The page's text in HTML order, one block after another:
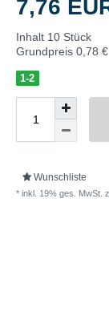
7,76
Inhalt 10 Stück
Grundpreis 0,78
1-2
Wunschliste
* inkl. 19% ges. MwSt.